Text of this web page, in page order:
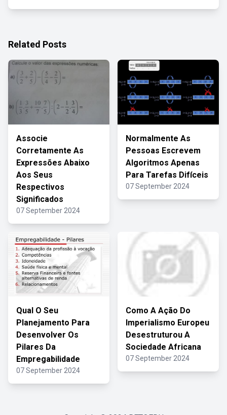
Related Posts
Associe
Corretamente As
Expressões Abaixo
Aos Seus
Respectivos
Significados
07 September 2024
Normalmente As
Pessoas Escrevem
Algoritmos Apenas
Para Tarefas Difíceis
07 September 2024
Qual O Seu
Planejamento Para
Desenvolver Os
Pilares Da
Empregabilidade
07 September 2024
Como A Ação Do
Imperialismo Europeu
Desestruturou A
Sociedade Africana
07 September 2024